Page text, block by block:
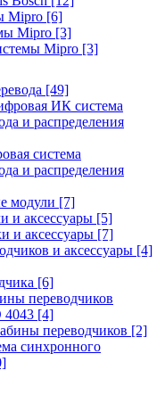
Mipro [6]
Mipro [3]
Mipro [3]
[49]
ИК система
и распределения
система
и распределения
модули [7]
и аксессуары [5]
и аксессуары [7]
и аксессуары [4]
[6]
переводчиков
4043 [4]
переводчиков [2]
синхронного